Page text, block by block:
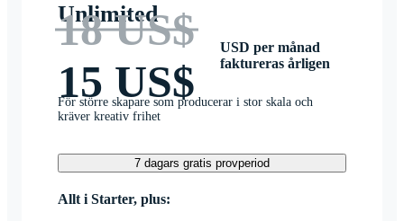
Unlimited
18 US$
15 US$
USD per månad
faktureras årligen
För större skapare som producerar i stor skala och
kräver kreativ frihet
7 dagars gratis provperiod
Allt i Starter, plus: